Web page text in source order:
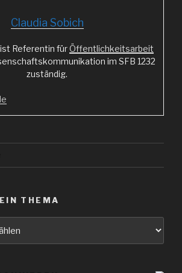
Claudia Sobich
Referentin fürÖffentlichkeitsarbeit
im SFB 1232
zuständig.
THEMA